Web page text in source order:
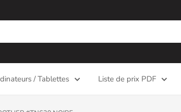
/ Tablettes Liste de prix PDF